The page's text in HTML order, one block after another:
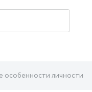
особенности личности